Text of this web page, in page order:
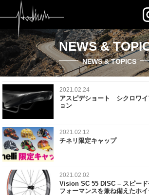
NEWS &
NEWS & TOPICS
2021.02.24
アスピデショート シクロワイ
ョン
2021.02.12
チネリ限定キャップ
2021.02.02
Vision SC 55 DISC – スピー
フォーマンスを兼ね備えたホ